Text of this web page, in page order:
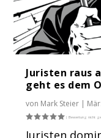
Juristen raus
geht es dem
von Mark Steier |